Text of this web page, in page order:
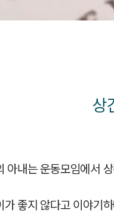
상
아내는 운동모임에서
가 좋지 않다고 이야기